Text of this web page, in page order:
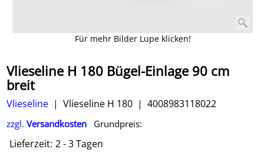
Für mehr Bilder Lupe klicken!
Vlieseline H 180 Bügel-Einlage 90 cm
breit
Vlieseline Vlieseline H 180 4008983118022
zzgl. Versandkosten Grundpreis:
Lieferzeit: 2 - 3 Tagen